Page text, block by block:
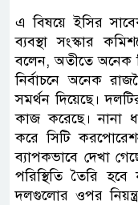
এ বিষয়ে ইসির
ব্যবস্থা সংস্কার
বলেন, অতীতে অনেক
নির্বাচনে অনেক
সমর্থন দিয়েছে।
কাজ করেছে। নানা
করে সিটি
ব্যাপকভাবে দেখা
পরিস্থিতি তৈরি
দলগুলোর ওপর